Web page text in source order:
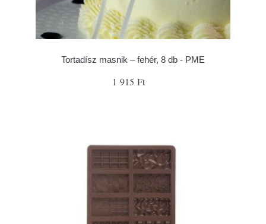
Tortadísz masnik – fehér, 8 db - PME
1 915 Ft